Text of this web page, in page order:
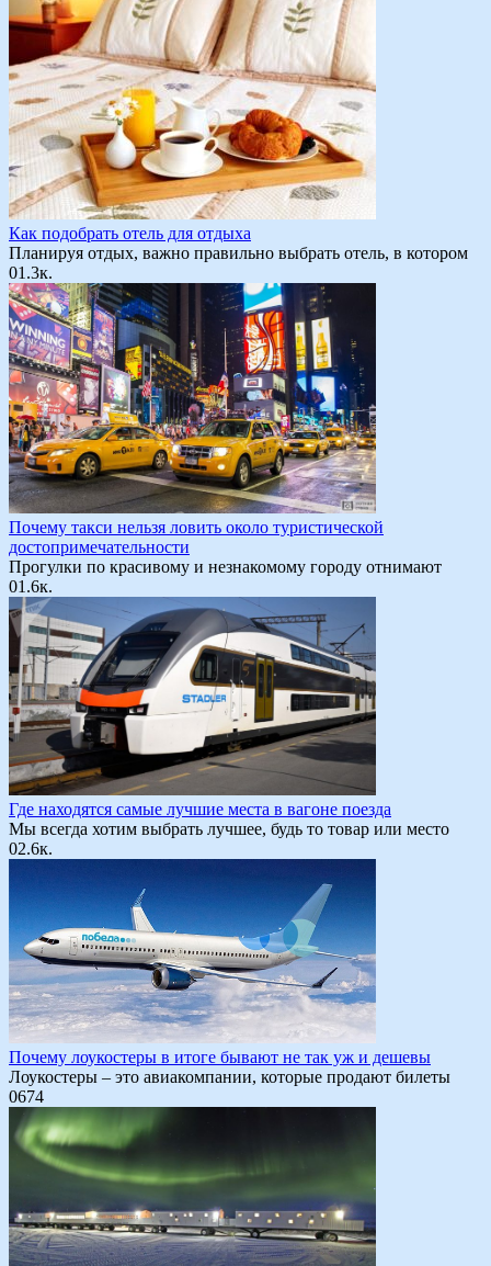
Как подобрать отель для отдыха
Планируя отдых, важно правильно выбрать отель, в котором
01.3к.
Почему такси нельзя ловить около туристической
достопримечательности
Прогулки по красивому и незнакомому городу отнимают
01.6к.
Где находятся самые лучшие места в вагоне поезда
Мы всегда хотим выбрать лучшее, будь то товар или место
02.6к.
Почему лоукостеры в итоге бывают не так уж и дешевы
Лоукостеры – это авиакомпании, которые продают билеты
0674